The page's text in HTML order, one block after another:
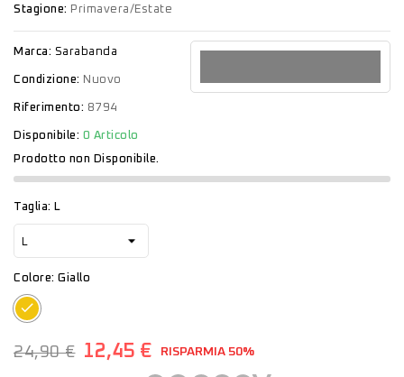
Stagione: Primavera/Estate
Marca: Sarabanda
Condizione: Nuovo
Riferimento: 8794
Disponibile: 0 Articolo
Prodotto non Disponibile.
Taglia: L
Colore: Giallo
Giallo
24,90 € 12,45 € RISPARMIA 50%